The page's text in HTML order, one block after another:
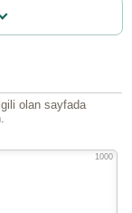
olan sayfada
1000